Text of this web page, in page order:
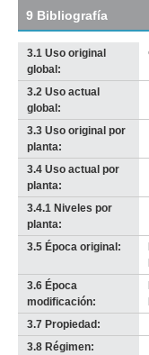
tamaño
original
Imagen del tramo:
Descarga tamaño
Anterior Pausa Siguiente
9 Bibliografía
3.1 Uso original
global:
3.2 Uso actual
global:
3.3 Uso original por
planta:
3.4 Uso actual por
planta:
3.4.1 Niveles por
planta:
3.5 Época original:
3.6 Época
modificación:
3.7 Propiedad:
3.8 Régimen: